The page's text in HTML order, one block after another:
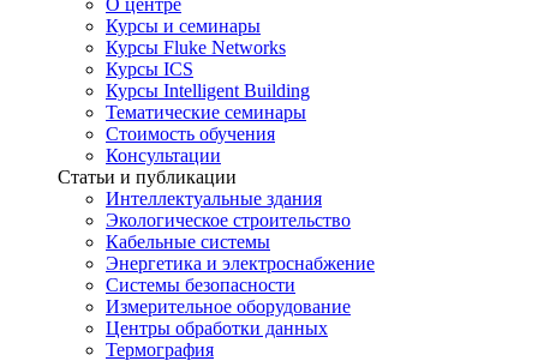
Курсы и семинары
Курсы Fluke Networks
Курсы ICS
Курсы Intelligent Building
Тематические семинары
Стоимость обучения
Консультации
Статьи и публикации
Интеллектуальные здания
Экологическое строительство
Кабельные системы
Энергетика и электроснабжение
Системы безопасности
Измерительное оборудование
Центры обработки данных
Термография